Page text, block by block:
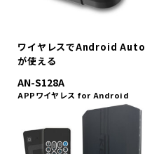
ワイヤレスでAndroid Auto
が使える
AN-S128A
APPワイヤレス for Android